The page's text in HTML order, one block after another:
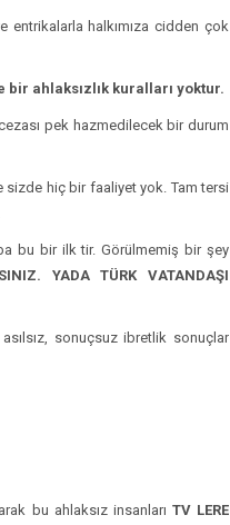
entrikalarla halkımıza cidden çok
bir ahlaksızlık kuralları yoktur.
pek hazmedilecek bir durum
sizde hiç bir faaliyet yok. Tam tersi
bu bir ilk tir. Görülmemiş bir şey
YADA TÜRK VATANDAŞI
sonuçsuz ibretlik sonuçlar
bu ahlaksız insanları TV LERE